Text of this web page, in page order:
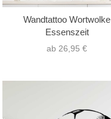
Wandtattoo Wortwolke
Essenszeit
ab 26,95 €